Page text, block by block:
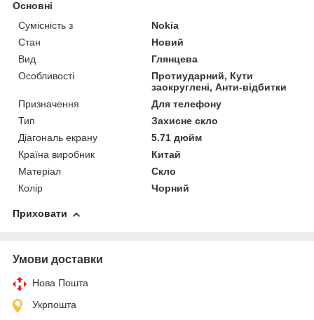
Основні
Сумісність з
Nokia
Стан
Новий
Вид
Глянцева
Особливості
Протиударний, Кути
заокруглені, Анти-відбитки
Призначення
Для телефону
Тип
Захисне скло
Діагональ екрану
5.71 дюйм
Країна виробник
Китай
Матеріал
Скло
Колір
Чорний
Приховати
Умови доставки
Нова Пошта
Укрпошта